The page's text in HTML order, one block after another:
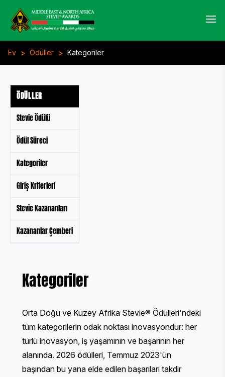
Ev > Ödüller > Kategoriler
ÖDÜLLER
Stevie Ödülü
Ödül Süreci
Kategoriler
Giriş Kriterleri
Stevie Kazananları
Kazananlar Çemberi
Kategoriler
Orta Doğu ve Kuzey Afrika Stevie® Ödülleri'ndeki
tüm kategorilerin odak noktası inovasyondur: her
türlü inovasyon, iş yaşamının ve başarının her
alanında. 2026 ödülleri, Temmuz 2023'ün
başından bu yana elde edilen başarıları takdir